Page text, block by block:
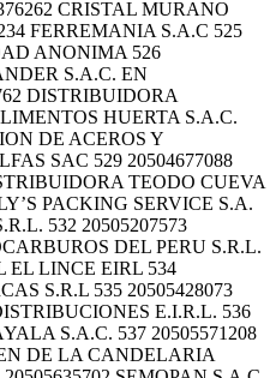
CRISTAL MURANO
FERREMANIA S.A.C 525
ANONIMA 526
S.A.C. EN
DISTRIBUIDORA
HUERTA S.A.C.
DE ACEROS Y
SAC 529 20504677088
TEODO CUEVA
PACKING SERVICE S.A.
532 20505207573
DEL PERU S.R.L.
EL LINCE EIRL 534
S.R.L 535 20505428073
E.I.R.L. 536
S.A.C. 537 20505571208
DE LA CANDELARIA